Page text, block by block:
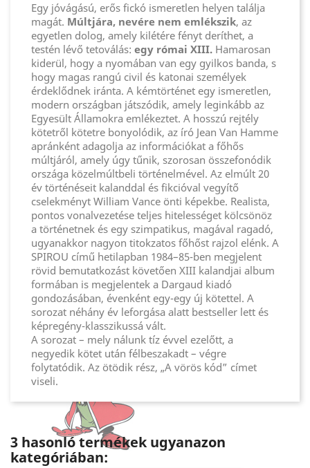
Egy jóvágású, erős fickó ismeretlen helyen találja
magát. Múltjára, nevére nem emlékszik, az
egyetlen dolog, amely kilétére fényt deríthet, a
testén lévő tetoválás: egy római XIII. Hamarosan
kiderül, hogy a nyomában van egy gyilkos banda, s
hogy magas rangú civil és katonai személyek
érdeklődnek iránta. A kémtörténet egy ismeretlen,
modern országban játszódik, amely leginkább az
Egyesült Államokra emlékeztet. A hosszú rejtély
kötetről kötetre bonyolódik, az író Jean Van Hamme
apránként adagolja az információkat a főhős
múltjáról, amely úgy tűnik, szorosan összefonódik
országa közelmúltbeli történelmével. Az elmúlt 20
év történéseit kalanddal és fikcióval vegyítő
cselekményt William Vance önti képekbe. Realista,
pontos vonalvezetése teljes hitelességet kölcsönöz
a történetnek és egy szimpatikus, magával ragadó,
ugyanakkor nagyon titokzatos főhőst rajzol elénk. A
SPIROU című hetilapban 1984–85-ben megjelent
rövid bemutatkozást követően XIII kalandjai album
formában is megjelentek a Dargaud kiadó
gondozásában, évenként egy-egy új kötettel. A
sorozat néhány év leforgása alatt bestseller lett és
képregény-klasszikussá vált.
A sorozat – mely nálunk tíz évvel ezelőtt, a
negyedik kötet után félbeszakadt – végre
folytatódik. Az ötödik rész, „A vörös kód” címet
viseli.
3 hasonló termékek ugyanazon
kategóriában: